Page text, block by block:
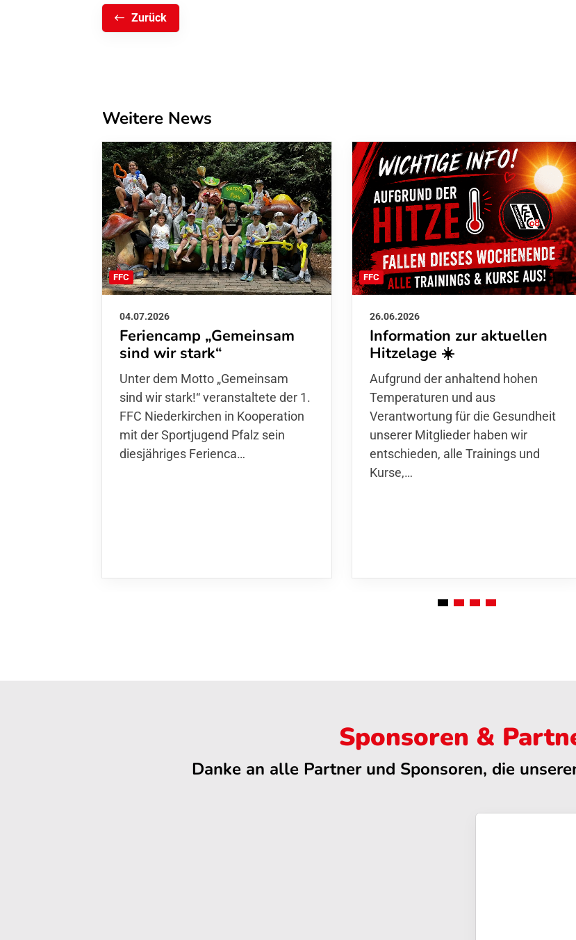
Zurück
Weitere News
FFC
04.07.2026
Feriencamp „Gemeinsam
sind wir stark“
Unter dem Motto „Gemeinsam sind
wir stark!“ veranstaltete der 1. FFC
Niederkirchen in Kooperation mit
der Sportjugend Pfalz sein
diesjähriges Ferienca…
FFC
26.06.2026
Information zur aktuellen
Hitzelage ☀️
Aufgrund der anhaltend hohen
Temperaturen und aus
Verantwortung für die Gesundheit
unserer Mitglieder haben wir
entschieden, alle Trainings und
Kurse,…
Sponsoren &
Danke an alle Partner und Sponsoren, die